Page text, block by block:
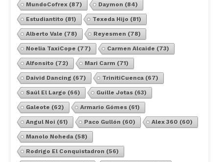
MundoCofrex(87) Daymon (84)
Estudiantito (81) Texeda Hijo (81)
Alberto Vale (78) Reyesmen (78)
Noelia TaxiCope (77) Carmen Alcaide (73)
Alfonsito (72) Mari Carm (71)
Daivid Dancing (67) TrinitiCuenca(67)
Saúl El Largo (66) Guille Jotas(63)
Galeote (62) Armario Gómes(61)
Angul Noi (61) Paco Gullón (60) Alex 360 (60)
Manolo Noheda(58)
Rodrigo El Conquistadron (56)